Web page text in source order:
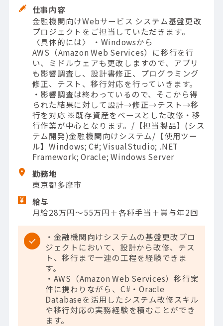
仕事内容
金融機関向けWebサービス システム基盤更改
プロジェクトをご担当していただきます。
〈具体的には〉 ・Windowsから
AWS（Amazon Web Services）に移行を行
い、ミドルウェアも更改しますので、アプリ
も影響調査し、設計書修正、プログラミング
修正、テスト、移行対応を行っていきます。
・影響調査は終わっているので、そこから得
られた結果に対して設計→修正→テスト→移
行を対応 ※既存資産をベースとした改修・移
行作業が中心となります。/【担当製品】(シス
テム開発)金融機関向けシステム/【使用ツー
ル】Windows; C#; VisualStudio; .NET
Framework; Oracle; Windows Server
勤務地
東京都多摩市
給与
月給28万円～55万円＋各種手当＋賞与年2回
・金融機関向けシステムの基盤更改プロ
ジェクトにおいて、設計から改修、テス
ト、移行まで一連の工程を経験できま
す。
・AWS（Amazon Web Services）移行案
件に携わりながら、C#・Oracle
Databaseを活用したシステム改修スキル
や移行対応の実務経験を積むことができ
ます。